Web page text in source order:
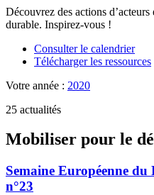
Découvrez des actions
durable. Inspirez-vous !
Consulter le calendrier
Télécharger les ressources
Votre année : 2020
25 actualités
Mobiliser pour le
Semaine Européenne
n°23